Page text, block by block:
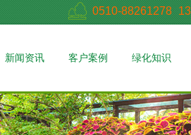
0510-88261278
绿化知识
客户案例
新闻资讯